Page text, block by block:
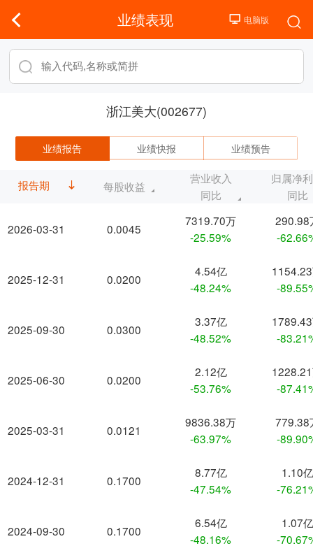
业绩表现
浙江美大(002677)
业绩报告 业绩快报 业绩预告
报告期
2026-03-31
2025-12-31
2025-09-30
2025-06-30
2025-03-31
2024-12-31
2024-09-30
每股收益
营业收入
同比
归属净
同比
0.0045
7319.70万
-25.59%
290.98
-
0.0200
4.54亿
-48.24%
-
0.0300
3.37亿
-48.52%
-
0.0200
2.12亿
-53.76%
-
0.0121
9836.38万
-63.97%
779.38
-
0.1700
8.77亿
-47.54%
1.10亿
-
0.1700
6.54亿
-48.16%
1.07亿
-